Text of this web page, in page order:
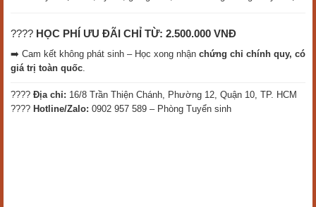
???? HỌC PHÍ ƯU ĐÃI CHỈ TỪ: 2.500.000 VNĐ
➡️ Cam kết không phát sinh – Học xong nhận chứng chỉ chính quy, có
giá trị toàn quốc.
???? Địa chỉ: 16/8 Trần Thiện Chánh, Phường 12, Quận 10, TP. HCM
???? Hotline/Zalo: 0902 957 589 – Phòng Tuyển sinh